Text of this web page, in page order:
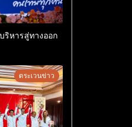
ริหารสู่ทางออก
ตระเวนข่าว